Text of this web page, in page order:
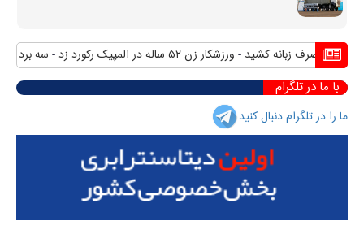
زبانه کشید ورزشکار زن ۵۲ ساله در المپیک رکورد زد سه برد شیرین
با ما در تلگرام
ما را در تلگرام دنبال کنید